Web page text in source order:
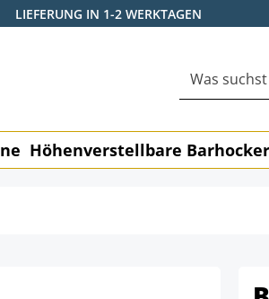
LIEFERUNG IN 1-2 WERKTAGEN
Höhenverstellbare Barhocker